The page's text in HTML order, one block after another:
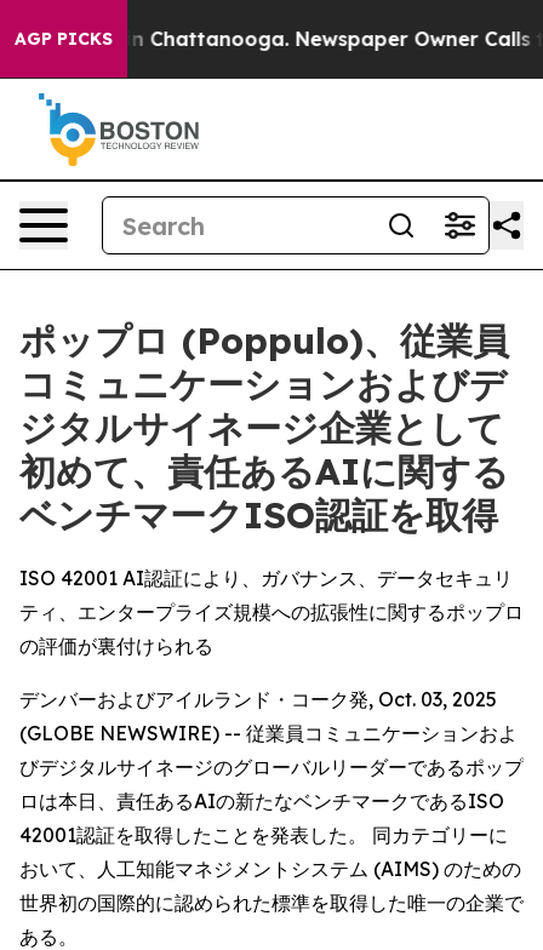
AGP PICKS
Chaos in Chattanooga. Newspaper Owner Calls the
ポップロ (Poppulo)、従業員
コミュニケーションおよびデ
ジタルサイネージ企業として
初めて、責任あるAIに関する
ベンチマークISO認証を取得
ISO 42001 AI認証により、ガバナンス、データセキュリ
ティ、エンタープライズ規模への拡張性に関するポップロ
の評価が裏付けられる
デンバーおよびアイルランド・コーク発, Oct. 03, 2025
(GLOBE NEWSWIRE) -- 従業員コミュニケーションおよ
びデジタルサイネージのグローバルリーダーであるポップ
ロは本日、責任あるAIの新たなベンチマークであるISO
42001認証を取得したことを発表した。 同カテゴリーに
おいて、人工知能マネジメントシステム (AIMS) のための
世界初の国際的に認められた標準を取得した唯一の企業で
ある。